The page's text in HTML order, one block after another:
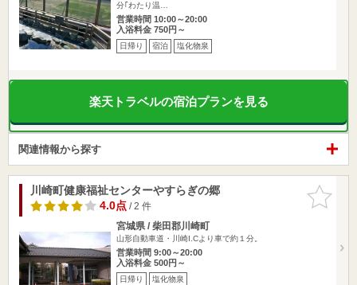
分｢わたり温…
営業時間 10:00～20:00
入浴料金 750円～
日帰り 宿泊 塩化物泉
楽天トラベルの宿泊プランを見る
関連情報から探す
お気に入
りに追加
川崎町健康福祉センターやすらぎの郷
4.0点/ 2 件
宮城県 / 柴田郡川崎町
山形自動車道・川崎I.Cより車で約１分。
営業時間 9:00～20:00
入浴料金 500円～
日帰り 塩化物泉